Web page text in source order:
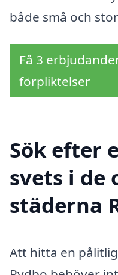
både små och
Få 3
förpliktelser
Sök efter
svets i de
städerna
Att hitta en